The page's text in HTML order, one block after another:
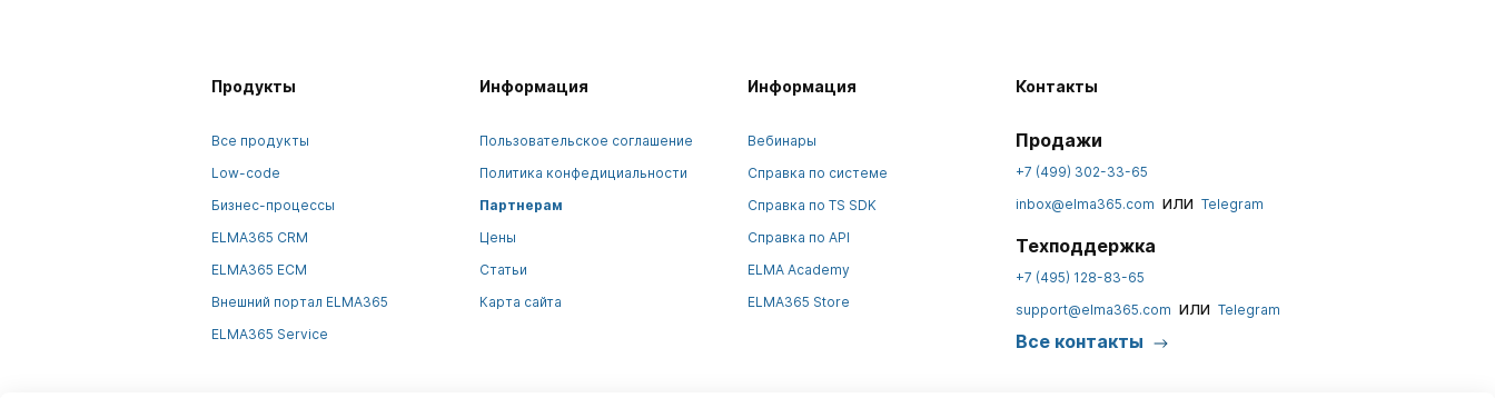
Продукты
Все продукты
Low-code
Бизнес-процессы
ELMA365 CRM
ELMA365 ECM
Внешний портал ELMA365
ELMA365 Service
Информация
Пользовательское соглашение
Политика конфедициальности
Партнерам
Цены
Статьи
Карта сайта
Информация
Вебинары
Справка по системе
Справка по TS SDK
Справка по API
ELMA Academy
ELMA365 Store
Контакты
Продажи
+7 (499) 302-33-65
inbox@elma365.com или Telegram
Техподдержка
+7 (495) 128-83-65
support@elma365.com или Telegram
Все контакты